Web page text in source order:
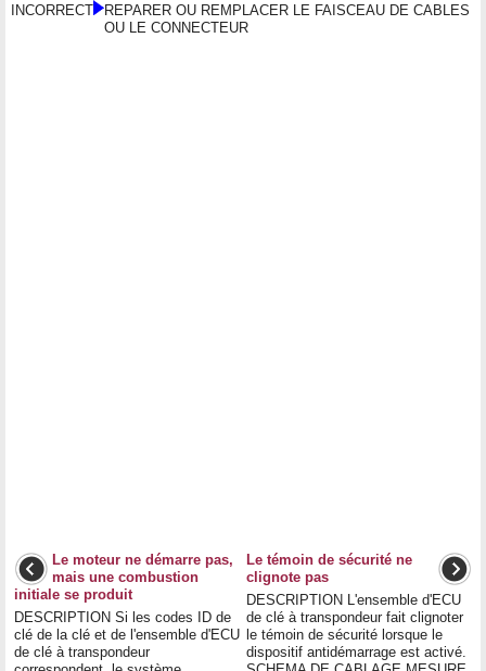
INCORRECT
REPARER OU REMPLACER LE FAISCEAU DE CABLES
OU LE CONNECTEUR
Le moteur ne démarre pas,
mais une combustion
initiale se produit
DESCRIPTION Si les codes ID de
clé de la clé et de l'ensemble d'ECU
de clé à transpondeur
Le témoin de sécurité ne
clignote pas
DESCRIPTION L'ensemble d'ECU
de clé à transpondeur fait clignoter
le témoin de sécurité lorsque le
dispositif antidémarrage est activé.